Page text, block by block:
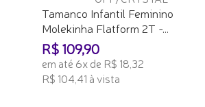
Tamanco Infantil Feminino
Molekinha Flatform 2T -...
R$ 109,90
em até 6x de R$ 18,32
R$ 104,41 à vista